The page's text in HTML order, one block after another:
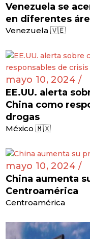
Venezuela se
en diferentes
Venezuela 🇻🇪
mayo 10, 2024 /
EE.UU. alerta
China como
drogas
México 🇲🇽
mayo 10, 2024 /
China aumenta
Centroamérica
Centroamérica